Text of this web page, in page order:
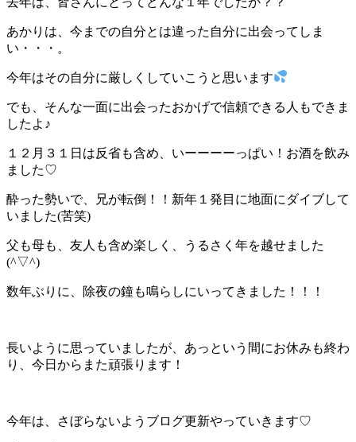
あかりは、今までの自分とは違った自分に出会ってしま
い・・・。
今年はその自分に厳しくしていこうと思います
でも、そんな一面に出会ったおかげで信頼できる人もできま
したよ♪
１２月３１日は反省も含め、いーーーーっぱい！お酒を飲み
ました♡
酔った勢いで、兄が転倒！！新年１発目に地面にダイブして
いました(苦笑)
父も母も、友人も含め楽しく、うるさく年を越せました
(^▽^)
数年ぶりに、除夜の鐘も鳴らしにいってきました！！！
長いように思っていましたが、あっという間にお休みも終わ
り、今日からまた頑張ります！
今年は、さぼらないようブログ更新やっていきます♡